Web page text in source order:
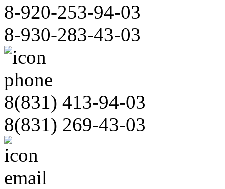
8-920-253-94-03
8-930-283-43-03
8(831) 413-94-03
8(831) 269-43-03